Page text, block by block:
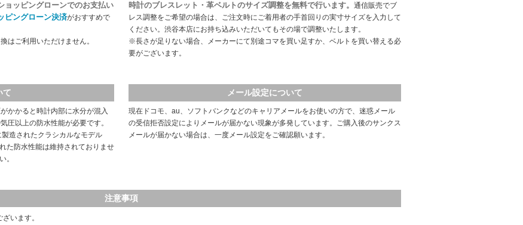
ョッピングローンでのお支払い
ピングローン決済がおすすめで
はご利用いただけません。
時計のブレスレット・革ベルトのサイズ調整を無料で行います。 通信販売でブ
レス調整をご希望の場合は、ご注文時にご着用者の手首回りの実寸サイズを入力して
ください。渋谷本店にお持ち込みいただいてもその場で調整いたします。
※長さが足りない場合、メーカーにて別途コマを買い足すか、ベルトを買い替える必
要がございます。
て
かかると時計内部に水分が混入
圧以上の防水性能が必要です。
造されたクラシカルなモデル
た防水性能は維持されておりませ
。
メール設定について
現在ドコモ、au、ソフトバンクなどのキャリアメールをお使いの方で、迷惑メール
の受信拒否設定によりメールが届かない現象が多発しています。ご購入後のサンクス
メールが届かない場合は、一度メール設定をご確認願います。
注意事項
います。